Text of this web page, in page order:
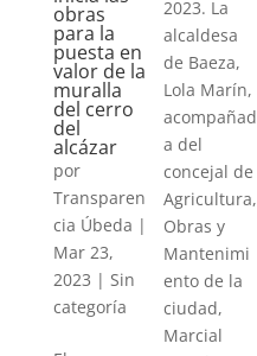
obras
para la
puesta en
valor de la
muralla
del cerro
del
alcázar
por
Transparen
cia Úbeda |
Mar 23,
2023 | Sin
categoría
2023. La
alcaldesa
de Baeza,
Lola Marín,
acompañad
a del
concejal de
Agricultura,
Obras y
Mantenimi
ento de la
ciudad,
Marcial